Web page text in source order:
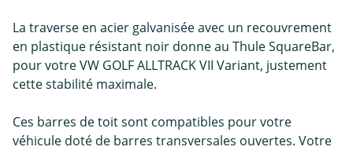
La traverse en acier galvanisée avec un recouvrement
en plastique résistant noir donne au Thule SquareBar,
pour votre VW GOLF ALLTRACK VII Variant, justement
cette stabilité maximale.
Ces barres de toit sont compatibles pour votre
véhicule doté de barres transversales ouvertes. Votre